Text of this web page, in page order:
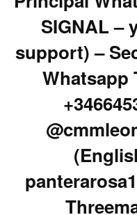
SIGNAL –
support) –
Whatsapp